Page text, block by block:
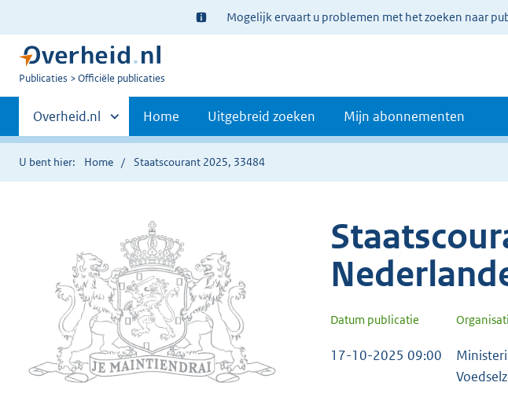
Ter
informatie:
Mogelijk ervaart u problemen met het zoeken naar
U
Publicaties Officiële publicaties
Primaire
navigatie
Andere
sites
binnen
Overheid.nl Home Uitgebreid zoeken Mijn abonnementen
U bent hier: Home Staatscourant 2025, 33484
Datum publicatie
17-10-2025 09:00